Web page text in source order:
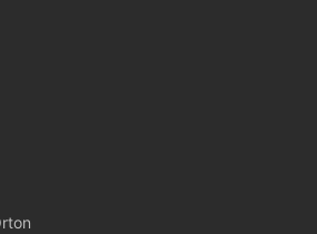
GEMS
METALLICS
CASCADES